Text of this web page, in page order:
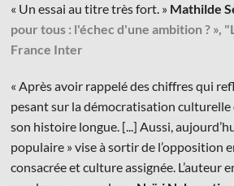
« Un essai au titre très fort. » Mathilde
pour tous : l'échec d'une ambition ? »,
France Inter
« Après avoir rappelé des chiffres qui
pesant sur la démocratisation culturelle
son histoire longue. [...] Aussi,
populaire » vise à sortir de l’opposition
consacrée et culture assignée. L’auteur